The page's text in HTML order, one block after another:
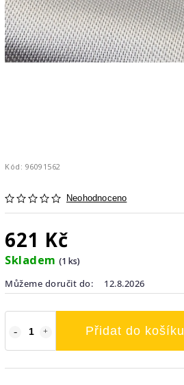
Kód: 96091562
Neohodnoceno
621 Kč
Skladem (1 ks)
Můžeme doručit do:
12.8.2026
Přidat do košíku